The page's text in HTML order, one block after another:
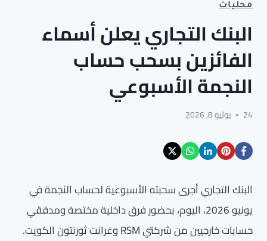
محليات
البنك التجاري يعلن أسماء
الفائزين بسحب حساب
النجمة الأسبوعي
24 يوليو 8, 2026
البنك التجاري أجرى سحبته الأسبوعية لحساب النجمة في
يونيو 2026، اليوم، بحضور فرق داخلية مختصة ومدققي
حسابات خارجيين من شركتي RSM وغرانت ثورنتون الكويت.